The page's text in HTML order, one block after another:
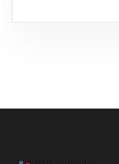
iniciando una